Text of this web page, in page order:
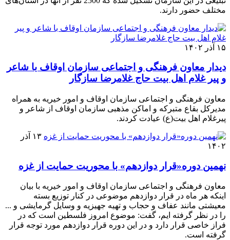
مختلف حضور دارند.
۱۵ آذر ۱۴۰۲
دیدار معاون فرهنگی و اجتماعی سازمان اوقاف با شاعر
و پیر غلام اهل بیت حاج غلامرضا سازگار
معاون فرهنگی و اجتماعی سازمان اوقاف و امور خیریه به همراه
مدیرکل بقاع متبرکه و اماکن مذهبی سازمان اوقاف از شاعر و
پیرغلام اهل بیت(ع) عیادت کردند.
۱۳ آذر
۱۴۰۲
نهمین دوره«قرار دوازدهم» با محوریت حمایت از غزه
معاون فرهنگی و اجتماعی سازمان اوقاف و امور خیریه با بیان
اینکه هر ماه در قرار دوازدهم موضوعی در کنار توزیع بسته
معیشتی مانند عفاف و حجاب و تهیه جهیزیه و وسایل گرمایشی و ...
را در نظر گرفته ایم، گفت: موضوع امروز فلسطین است که در
فراز خاصی قرار دارد و در این دوره قرار دوازدهم مورد توجه قرار
گرفته است.